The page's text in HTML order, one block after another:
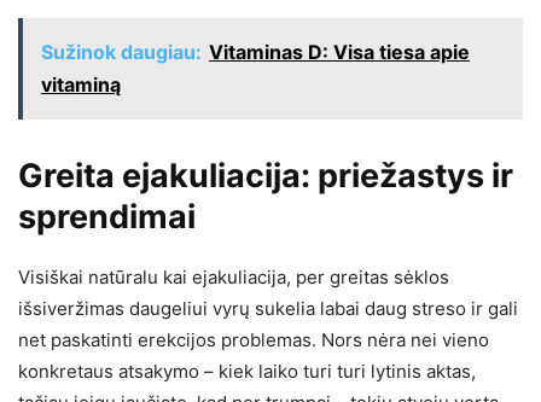
Sužinok daugiau: Vitaminas D: Visa tiesa apie
vitaminą
Greita ejakuliacija: priežastys ir
sprendimai
Visiškai natūralu kai ejakuliacija, per greitas sėklos
išsiveržimas daugeliui vyrų sukelia labai daug streso ir gali
net paskatinti erekcijos problemas. Nors nėra nei vieno
konkretaus atsakymo – kiek laiko turi turi lytinis aktas,